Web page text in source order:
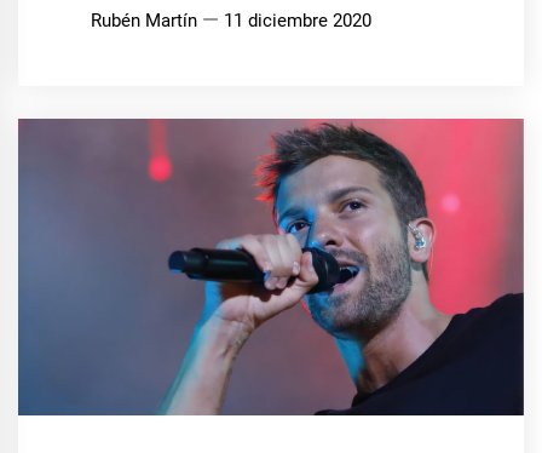
Rubén Martín 11 diciembre 2020